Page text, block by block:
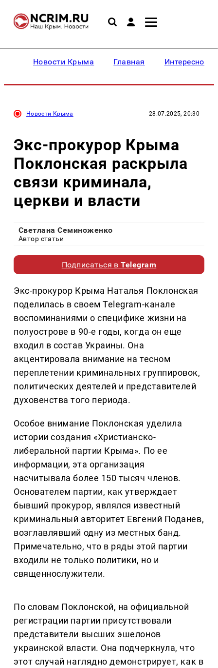
Новости Крыма Главная Интересное
Новости Крыма 28.07.2025, 20:30
Экс-прокурор Крыма
Поклонская раскрыла
связи криминала,
церкви и власти
Светлана Семиноженко
Автор статьи
Подписаться вTelegram
Экс-прокурор Крыма Наталья Поклонская
поделилась в своем Telegram-канале
воспоминаниями о специфике жизни на
полуострове в 90-е годы, когда он еще
входил в состав Украины. Она
акцентировала внимание на тесном
переплетении криминальных группировок,
политических деятелей и представителей
духовенства того периода.
Особое внимание Поклонская уделила
истории создания «Христианско-
либеральной партии Крыма». По ее
информации, эта организация
насчитывала более 150 тысяч членов.
Основателем партии, как утверждает
бывший прокурор, являлся известный
криминальный авторитет Евгений Поданев,
возглавлявший одну из местных банд.
Примечательно, что в ряды этой партии
входили не только политики, но и
священнослужители.
По словам Поклонской, на официальной
регистрации партии присутствовали
представители высших эшелонов
украинской власти. Она подчеркнула, что
этот случай наглядно демонстрирует, как в